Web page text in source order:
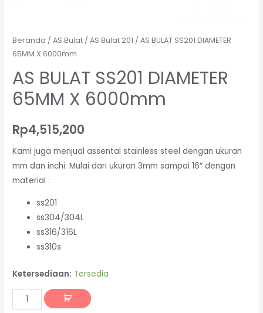
Beranda /AS Bulat /AS Bulat 201 / AS BULAT SS201 DIAMETER
65MM X 6000mm
AS BULAT SS201 DIAMETER
65MM X 6000mm
Rp4,515,200
Kami juga menjual assental stainless steel dengan ukuran
mm dan inchi. Mulai dari ukuran 3mm sampai 16″ dengan
material :
ss201
ss304/304L
ss316/316L
ss310s
Ketersediaan: Tersedia